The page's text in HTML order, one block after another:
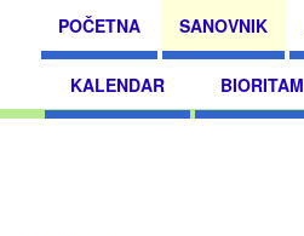
POČETNA SANOVNIK
KALENDAR BIORITAM